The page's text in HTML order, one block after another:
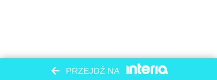
PRZEJDŹ NA